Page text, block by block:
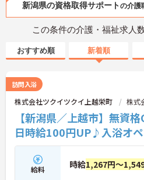
新潟県の資格取得サポートの介護
この条件の介護・福祉求人
おすすめ順 新着順
訪問入浴
株式会社ツクイツクイ上越栄町 株式
【新潟県／上越市】無資
日時給100円UP♪入浴オペ
給料 時給1,267円～